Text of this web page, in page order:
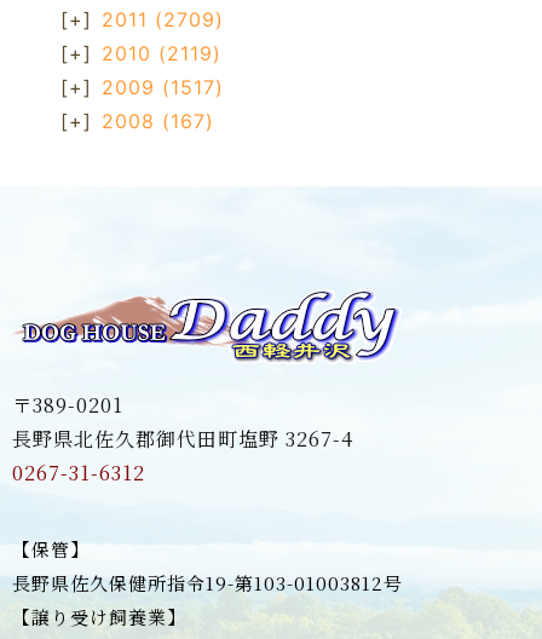
[+] 2011 (2709)
[+] 2010 (2119)
[+] 2009 (1517)
[+] 2008 (167)
〒389-0201
長野県北佐久郡御代田町塩野 3267-4
0267-31-6312
【保管】
長野県佐久保健所指令19-第103-01003812号
【譲り受け飼養業】